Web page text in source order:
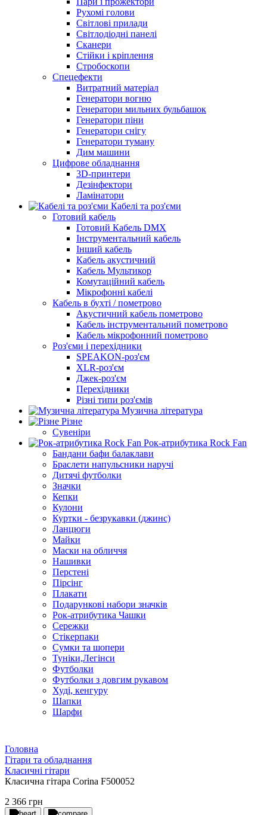
Рухомі голови
Світлові прилади
Світлодіодні панелі
Сканери
Стійки і кріплення
Стробоскопи
Спецефекти
Витратний матеріал
Генератори вогню
Генератори мильних бульбашок
Генератори піни
Генератори снігу
Генератори туману
Дим машини
Цифрове обладнання
3D-принтери
Дезінфектори
Ламінатори
Кабелі та роз'єми
Готовий кабель
Готовий Кабель DMX
Інструментальний кабель
Інший кабель
Кабель акустичний
Кабель Мультикор
Комутаційний кабель
Мікрофонні кабелі
Кабель в бухті / пометрово
Акустичний кабель пометрово
Кабель інструментальний пометрово
Кабель мікрофонний пометрово
Роз'єми і перехідники
SPEAKON-роз'єм
XLR-роз'єм
Джек-роз'єм
Перехідники
Різні типи роз'ємів
Музична література
Різне
Сувеніри
Рок-атрибутика Rock Fan
Бандани бафи балаклави
Браслети напульсники наручі
Дитячі футболки
Значки
Кепки
Кулони
Куртки - безрукавки (джинс)
Ланцюги
Майки
Маски на обличчя
Нашивки
Перстені
Пірсінг
Плакати
Подарункові набори значків
Рок-атрибутика Чашки
Сережки
Стікерпаки
Сумки та шопери
Туніки,Легінси
Футболки
Футболки з довгим рукавом
Худі, кенгуру
Шапки
Шарфи
Головна
Гітари та обладнання
Класичні гітари
Класична гітара Corina F500052
2 366 грн